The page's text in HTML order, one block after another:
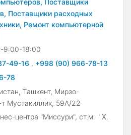
Поставщики расходных
Ремонт компьютерной
9:00-18:00
49-16 , +998 (90) 966-78-13
78
Ташкент, Мирзо-
Мустакиллик, 59А/22
центра "Миссури", ст.м. " Х.